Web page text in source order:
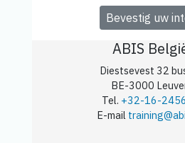
ABIS
Diestsevest 32
BE-3000
Tel. +32-16-
E-mail